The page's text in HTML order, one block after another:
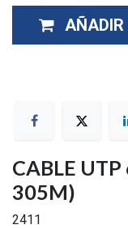
CABLE UTP
305M)
2411